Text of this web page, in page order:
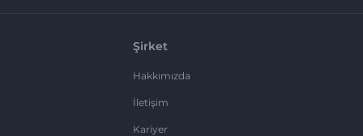
Şirket
Hakkımızda
İletişim
Kariyer